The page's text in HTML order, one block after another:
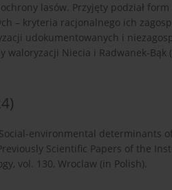
lasów. Przyjęty podział
– kryteria racjonalnego ich
udokumentowanych i
waloryzacji Niecia i Radwanek-Bąk
Social-environmental
Scientific Papers of the
vol. 130, Wroclaw (in Polish).